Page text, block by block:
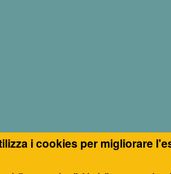
i cookies per migliorare